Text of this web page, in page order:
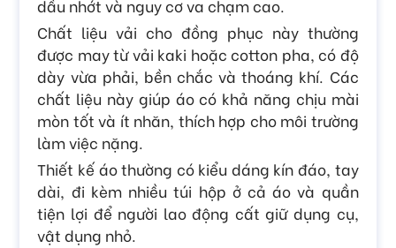
dầu nhớt và nguy cơ va chạm cao.
Chất liệu vải cho đồng phục này thường
được may từ vải kaki hoặc cotton pha, có độ
dày vừa phải, bền chắc và thoáng khí. Các
chất liệu này giúp áo có khả năng chịu mài
mòn tốt và ít nhăn, thích hợp cho môi trường
làm việc nặng.
Thiết kế áo thường có kiểu dáng kín đáo, tay
dài, đi kèm nhiều túi hộp ở cả áo và quần
tiện lợi để người lao động cất giữ dụng cụ,
vật dụng nhỏ.